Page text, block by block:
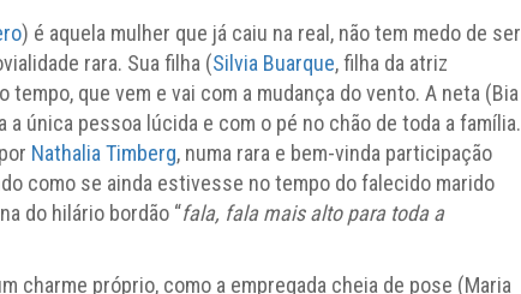
) é aquela mulher que já caiu na real, não tem medo de ser
rara. Sua filha (Silvia Buarque, filha da atriz
que vem e vai com a mudança do vento. A neta (Bia
única pessoa lúcida e com o pé no chão de toda a família.
Nathalia Timberg, numa rara e bem-vinda participação
como se ainda estivesse no tempo do falecido marido
do hilário bordão “fala, fala mais alto para toda a
charme próprio, como a empregada cheia de pose (Maria